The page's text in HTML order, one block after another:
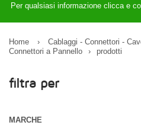
REGISTRATI
Per qualsiasi informazione clicca e
Home › Cablaggi - Connettori -
Connettori a Pannello
› prodotti
filtra per
MARCHE